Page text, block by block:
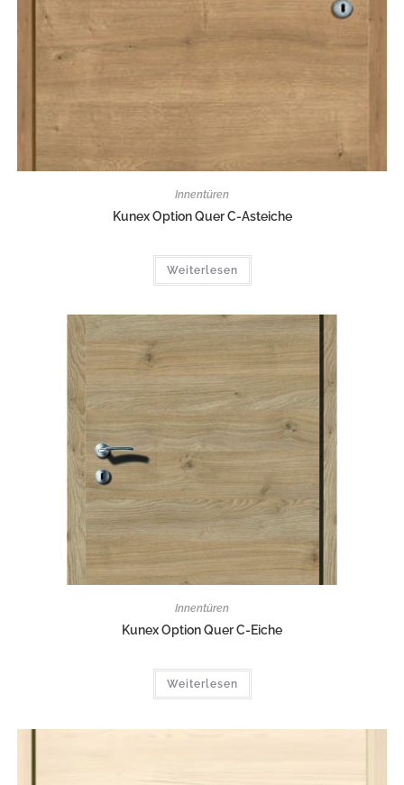
Innentüren
Kunex Option Quer C-Asteiche
Weiterlesen
Innentüren
Kunex Option Quer C-Eiche
Weiterlesen